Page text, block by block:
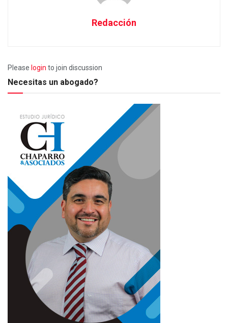
Redacción
Please login to join discussion
Necesitas un abogado?